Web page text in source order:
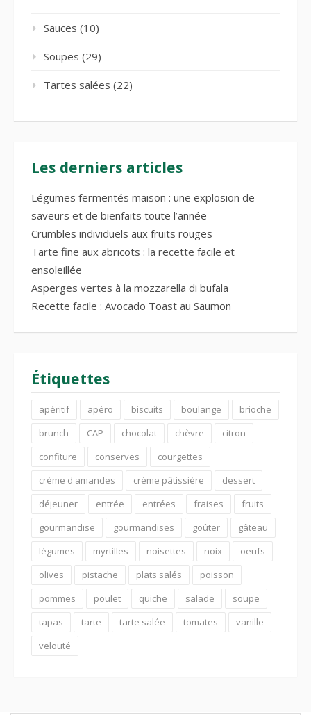
Sauces (10)
Soupes (29)
Tartes salées (22)
Les derniers articles
Légumes fermentés maison : une explosion de
saveurs et de bienfaits toute l’année
Crumbles individuels aux fruits rouges
Tarte fine aux abricots : la recette facile et
ensoleillée
Asperges vertes à la mozzarella di bufala
Recette facile : Avocado Toast au Saumon
Étiquettes
apéritif apéro biscuits boulange
brioche
brunch
CAP chocolat chèvre
citron
confiture
conserves
courgettes
crème d'amandes
crème pâtissière
dessert
déjeuner
entrée entrées fraises
fruits
gourmandise
gourmandises goûter
gâteau
légumes
myrtilles noisettes noix
oeufs
olives
pistache plats salés
poisson
pommes
poulet quiche salade
soupe
tapas
tarte tarte salée tomates
vanille
velouté